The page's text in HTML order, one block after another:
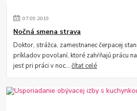
07.09.2019
Nočná smena strava
Doktor, strážca, zamestnanec čerpacej
príkladov povolaní, ktoré zahŕňajú prácu
jesť pri práci v noc...čítať celé